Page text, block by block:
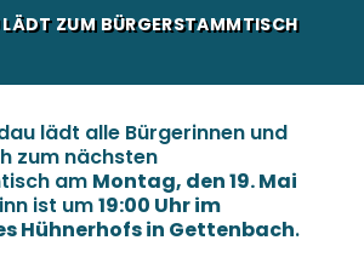
ZUM BÜRGERSTAMMTISCH
lädt alle Bürgerinnen und
zum nächsten
am Montag, den 19. Mai
ist um19:00 Uhr im
Hühnerhofs in Gettenbach.